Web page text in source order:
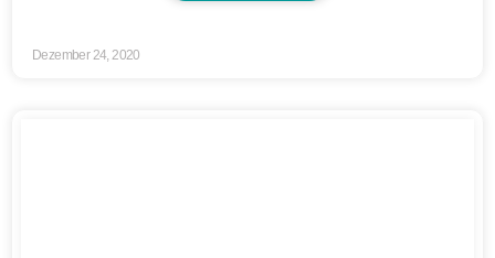
Dezember 24, 2020